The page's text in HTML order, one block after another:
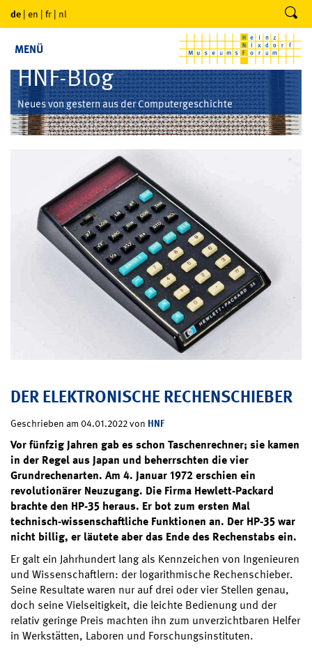
de | en | fr | nl
MENÜ
HNF-Blog
Neues von gestern aus der Computergeschichte
DER ELEKTRONISCHE RECHENSCHIEBER
Geschrieben am 04.01.2022 von HNF
Vor fünfzig Jahren gab es schon Taschenrechner; sie kamen
in der Regel aus Japan und beherrschten die vier
Grundrechenarten. Am 4. Januar 1972 erschien ein
revolutionärer Neuzugang. Die Firma Hewlett-Packard
brachte den HP-35 heraus. Er bot zum ersten Mal
technisch-wissenschaftliche Funktionen an. Der HP-35 war
nicht billig, er läutete aber das Ende des Rechenstabs ein.
Er galt ein Jahrhundert lang als Kennzeichen von Ingenieuren
und Wissenschaftlern: der logarithmische Rechenschieber.
Seine Resultate waren nur auf drei oder vier Stellen genau,
doch seine Vielseitigkeit, die leichte Bedienung und der
relativ geringe Preis machten ihn zum unverzichtbaren Helfer
in Werkstätten, Laboren und Forschungsinstituten.